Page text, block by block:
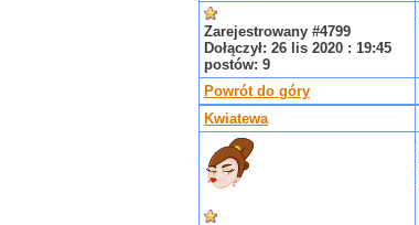
Zarejestrowany #4799
Dołączył: 26 lis 2020 : 19:45
postów: 9
Powrót do góry
Kwiatewa